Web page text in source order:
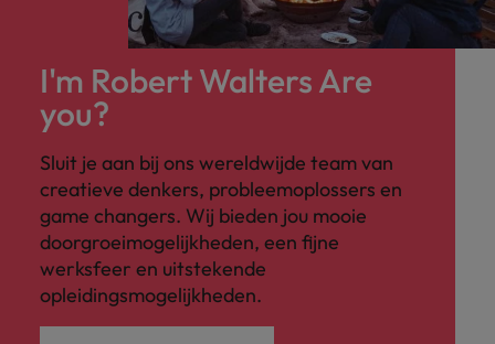
I'm Robert Walters Are
you?
Sluit je aan bij ons wereldwijde team van
creatieve denkers, probleemoplossers en
game changers. Wij bieden jou mooie
doorgroeimogelijkheden, een fijne
werksfeer en uitstekende
opleidingsmogelijkheden.